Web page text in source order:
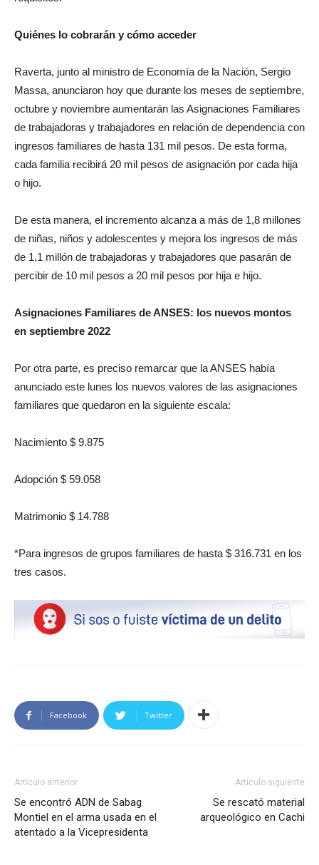
Quiénes lo cobrarán y cómo acceder
Raverta, junto al ministro de Economía de la Nación, Sergio
Massa, anunciaron hoy que durante los meses de septiembre,
octubre y noviembre aumentarán las Asignaciones Familiares
de trabajadoras y trabajadores en relación de dependencia con
ingresos familiares de hasta 131 mil pesos. De esta forma,
cada familia recibirá 20 mil pesos de asignación por cada hija
o hijo.
De esta manera, el incremento alcanza a más de 1,8 millones
de niñas, niños y adolescentes y mejora los ingresos de más
de 1,1 millón de trabajadoras y trabajadores que pasarán de
percibir de 10 mil pesos a 20 mil pesos por hija e hijo.
Asignaciones Familiares de ANSES: los nuevos montos
en septiembre 2022
Por otra parte, es preciso remarcar que la ANSES había
anunciado este lunes los nuevos valores de las asignaciones
familiares que quedaron en la siguiente escala:
Nacimiento $ 9.875
Adopción $ 59.058
Matrimonio $ 14.788
*Para ingresos de grupos familiares de hasta $ 316.731 en los
tres casos.
Facebook Twitter
Artículo anterior
Se encontró ADN de Sabag
Montiel en el arma usada en el
atentado a la Vicepresidenta
Artículo siguiente
Se rescató material
arqueológico en Cachi